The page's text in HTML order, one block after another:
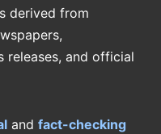
derived from
releases, and official
and fact-checking